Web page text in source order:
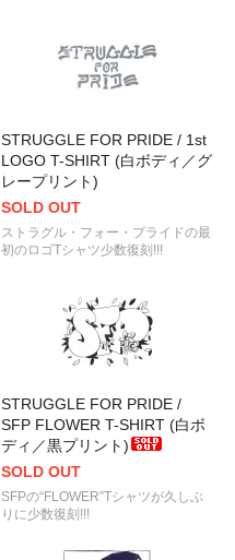
STRUGGLE FOR PRIDE / 1st
LOGO T-SHIRT (白ボディ／グ
レープリント)
SOLD OUT
ストラグル・フォー・プライドの最
初のロゴTシャツ少数復刻!!!
STRUGGLE FOR PRIDE /
SFP FLOWER T-SHIRT (白ボ
ディ／黒プリント)
SOLD OUT
SFPの“FLOWER”Tシャツが久しぶ
りに少数復刻!!!